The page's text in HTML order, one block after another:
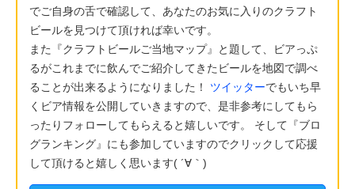
でご自身の舌で確認して、あなたのお気に入りのクラフト
ビールを見つけて頂ければ幸いです。
また『クラフトビールご当地マップ』と題して、ビアっぷ
るがこれまでに飲んでご紹介してきたビールを地図で調べ
ることが出来るようになりました！ ツイッターでもいち早
くビア情報を公開していきますので、是非参考にしてもら
ったりフォローしてもらえると嬉しいです。 そして『ブロ
グランキング』にも参加していますのでクリックして応援
して頂けると嬉しく思います( ´∀｀)